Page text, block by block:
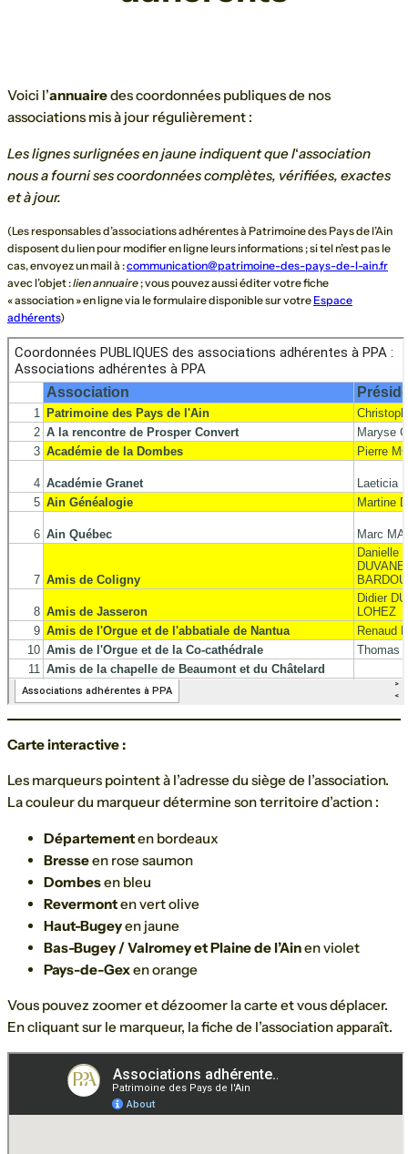
Voici l’annuairedes coordonnées publiques de nos
associations mis à jour régulièrement :
Les lignes surlignées en jaune indiquent que l‘association
nous a fourni ses coordonnées complètes, vérifiées, exactes
et à jour.
(Les responsables d’associations adhérentes à Patrimoine des Pays de l’Ain
disposent du lien pour modifier en ligne leurs informations ; si tel n’est pas le
cas, envoyez un mail à :communication@patrimoine-des-pays-de-l-ain.fr
avec l’objet :lien annuaire; vous pouvez aussi éditer votre fiche
« association » en ligne via le formulaire disponible sur votreEspace
adhérents)
Carte interactive :
Les marqueurs pointent à l’adresse du siège de l’association.
La couleur du marqueur détermine son territoire d’action :
Départementen bordeaux
Bresseen rose saumon
Dombesen bleu
Revermonten vert olive
Haut-Bugeyen jaune
Bas-Bugey / Valromey et Plaine de l’Ainen violet
Pays-de-Gexen orange
Vous pouvez zoomer et dézoomer la carte et vous déplacer.
En cliquant sur le marqueur, la fiche de l’association apparaît.